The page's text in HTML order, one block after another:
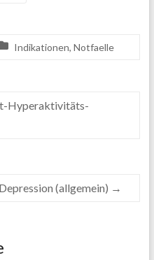
Indikationen, Notfaelle
Hyperaktivitäts-
Depression (allgemein) →